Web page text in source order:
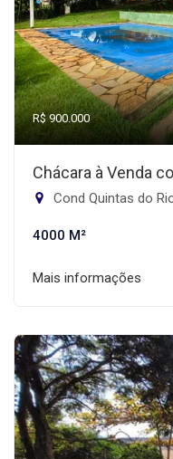
R$ 900.000
Chácara à Venda
Cond Quintas do
4000 M²
Mais informações